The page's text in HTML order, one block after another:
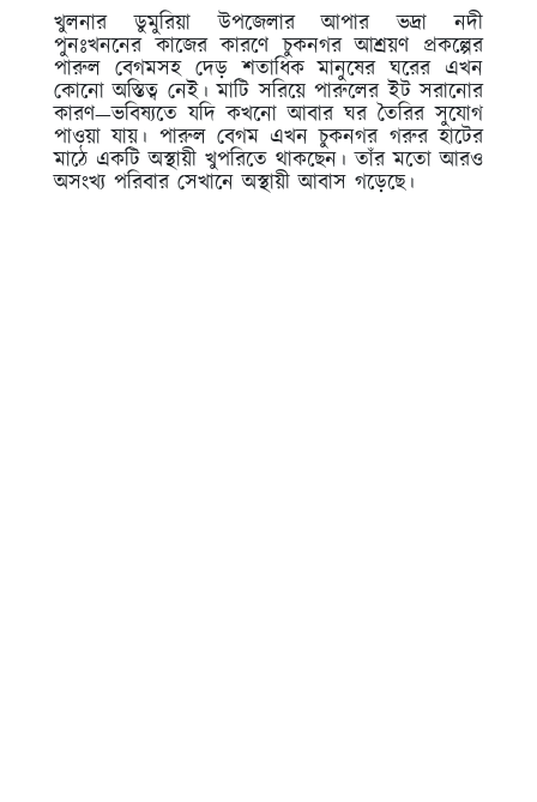
খুলনার ডুমুরিয়া উপজেলার আপার ভদ্রা নদী
পুনঃখননের কাজের কারণে চুকনগর আশ্রয়ণ প্রকল্পের
পারুল বেগমসহ দেড় শতাধিক মানুষের ঘরের এখন
কোনো অস্তিত্ব নেই। মাটি সরিয়ে পারুলের ইট সরানোর
কারণ—ভবিষ্যতে যদি কখনো আবার ঘর তৈরির সুযোগ
পাওয়া যায়। পারুল বেগম এখন চুকনগর গরুর হাটের
মাঠে একটি অস্থায়ী খুপরিতে থাকছেন। তাঁর মতো আরও
অসংখ্য পরিবার সেখানে অস্থায়ী আবাস গড়েছে।